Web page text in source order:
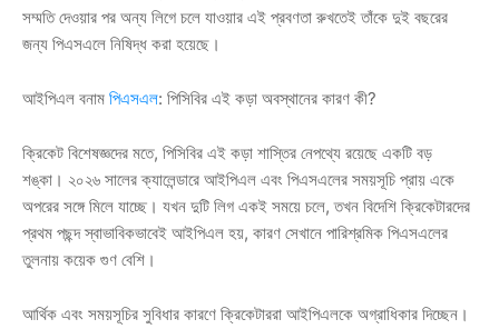
সম্মতি দেওয়ার পর অন্য লিগে চলে যাওয়ার এই প্রবণতা রুখতেই তাঁকে দুই বছরের
জন্য পিএসএলে নিষিদ্ধ করা হয়েছে।
আইপিএল বনাম পিএসএল: পিসিবির এই কড়া অবস্থানের কারণ কী?
ক্রিকেট বিশেষজ্ঞদের মতে, পিসিবির এই কড়া শাস্তির নেপথ্যে রয়েছে একটি বড়
শঙ্কা। ২০২৬ সালের ক্যালেন্ডারে আইপিএল এবং পিএসএলের সময়সূচি প্রায় একে
অপরের সঙ্গে মিলে যাচ্ছে। যখন দুটি লিগ একই সময়ে চলে, তখন বিদেশি ক্রিকেটারদের
প্রথম পছন্দ স্বাভাবিকভাবেই আইপিএল হয়, কারণ সেখানে পারিশ্রমিক পিএসএলের
তুলনায় কয়েক গুণ বেশি।
আর্থিক এবং সময়সূচির সুবিধার কারণে ক্রিকেটাররা আইপিএলকে অগ্রাধিকার দিচ্ছেন।